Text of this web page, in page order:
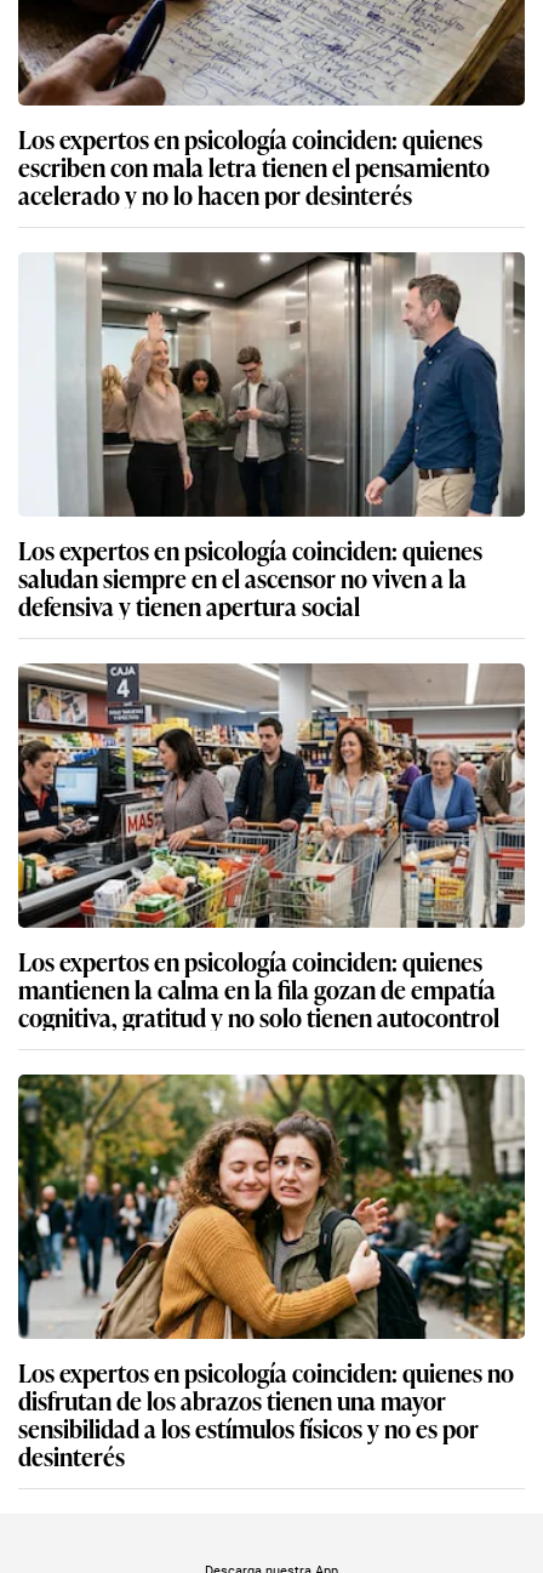
Los expertos en psicología coinciden: quienes
escriben con mala letra tienen el pensamiento
acelerado y no lo hacen por desinterés
Los expertos en psicología coinciden: quienes
saludan siempre en el ascensor no viven a la
defensiva y tienen apertura social
Los expertos en psicología coinciden: quienes
mantienen la calma en la fila gozan de empatía
cognitiva, gratitud y no solo tienen autocontrol
Los expertos en psicología coinciden: quienes no
disfrutan de los abrazos tienen una mayor
sensibilidad a los estímulos físicos y no es por
desinterés